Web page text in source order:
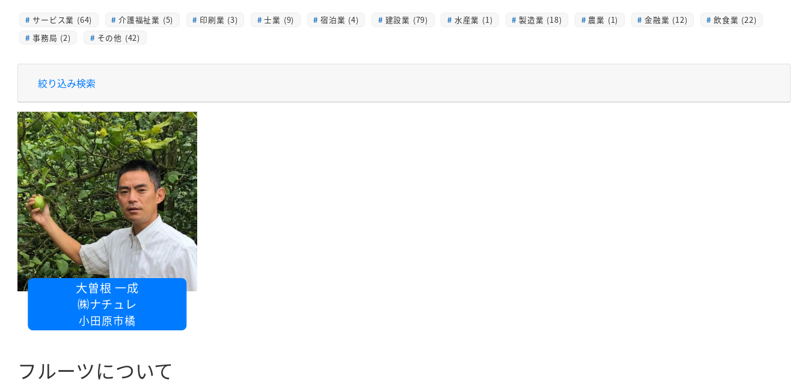
サービス業 (64) 介護福祉業 (5) 印刷業 (3) 士業 (9) 宿泊業 (4) 建設業 (79) 水産業 (1) 製造業 (18) 農業 (1) 金融業 (12)
飲食業 (22)
事務局 (2)
その他 (42)
絞り込み検索
大曽根 一成
㈱ナチュレ
小田原市橘
フルーツについて